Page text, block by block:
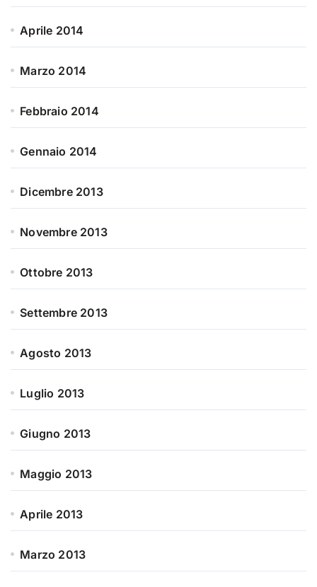
Aprile 2014
Marzo 2014
Febbraio 2014
Gennaio 2014
Dicembre 2013
Novembre 2013
Ottobre 2013
Settembre 2013
Agosto 2013
Luglio 2013
Giugno 2013
Maggio 2013
Aprile 2013
Marzo 2013